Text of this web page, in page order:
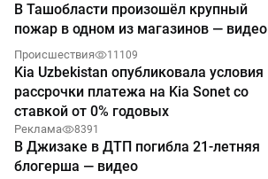
В Ташобласти произошёл крупный
пожар в одном из магазинов — видео
Происшествия 11109
Kia Uzbekistan опубликовала условия
рассрочки платежа на Kia Sonet со
ставкой от 0% годовых
Реклама 8391
В Джизаке в ДТП погибла 21-летняя
блогерша — видео